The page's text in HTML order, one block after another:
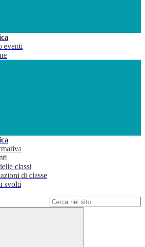
eventi
classi
di classe
svolti